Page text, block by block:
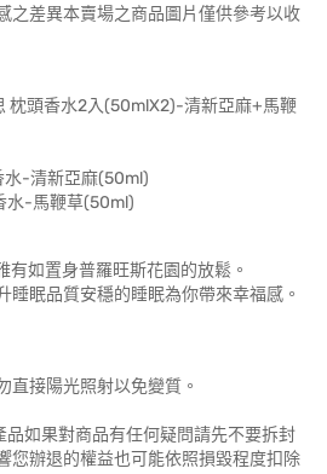
之差異本賣場之商品圖片僅供參考以收
枕頭香水2入(50mlX2)-清新亞麻+馬鞭
水-清新亞麻(50ml)
水-馬鞭草(50ml)
如置身普羅旺斯花園的放鬆。
睡眠品質安穩的睡眠為你帶來幸福感。
直接陽光照射以免變質。
品如果對商品有任何疑問請先不要拆封
您辦退的權益也可能依照損毀程度扣除